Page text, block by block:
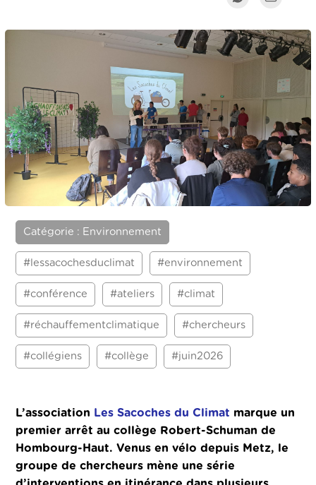
Catégorie : Environnement
#lessacochesduclimat #environnement
#conférence #ateliers #climat
#réchauffementclimatique #chercheurs
#collégiens #collège #juin2026
L’association Les Sacoches du Climat marque un
premier arrêt au collège Robert-Schuman de
Hombourg-Haut. Venus en vélo depuis Metz, le
groupe de chercheurs mène une série